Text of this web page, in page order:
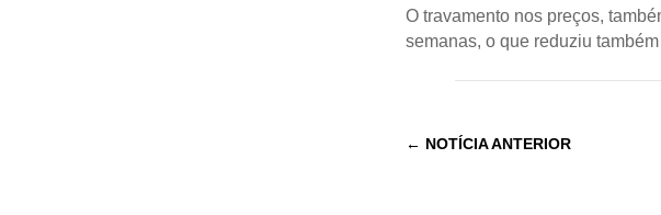
O travamento nos preços,
semanas, o que reduziu
← NOTÍCIA ANTERIOR